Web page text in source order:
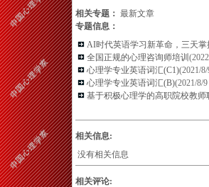
相关专题： 最新文章
专题信息：
AI时代英语学习新革命，三天掌
全国正规的心理咨询师培训
心理学专业英语词汇(C1)(2021/
心理学专业英语词汇(B)(2021/8/
基于积极心理学的高职院校教师
相关信息:
没有相关信息
相关评论: